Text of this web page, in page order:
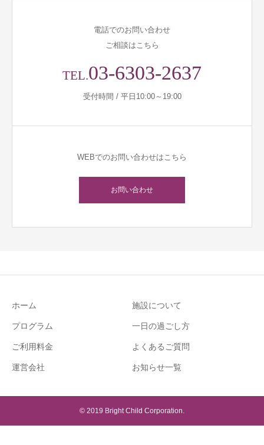
電話でのお問い合わせ
ご相談はこちら
TEL.03-6303-2637
受付時間 / 平日10:00～19:00
WEBでのお問い合わせはこちら
お問い合わせ
ホーム 施設について
プログラム 一日の過ごし方
ご利用料金 よくあるご質問
運営会社 お知らせ一覧
© 2019 Bright Child Corporation.